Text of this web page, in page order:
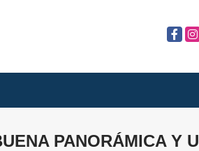
PANORÁMICA Y